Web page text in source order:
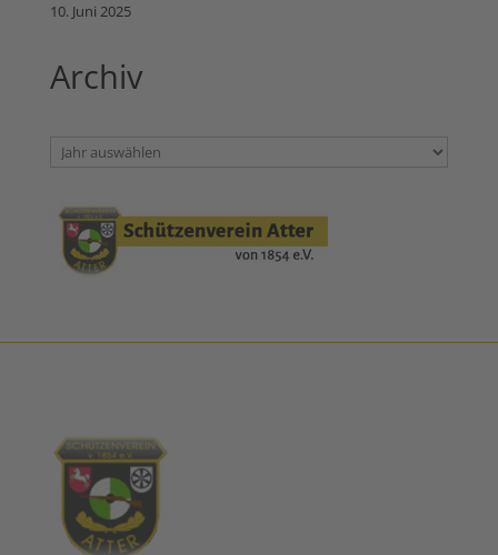
10. Juni 2025
Archiv
Archiv